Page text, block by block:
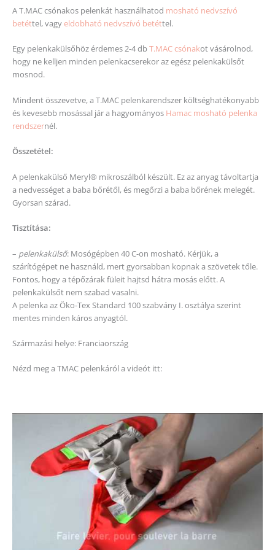
A T.MAC csónakos pelenkát használhatod mosható nedvszívó
betéttel, vagyeldobható nedvszívó betéttel.
Egy pelenkakülsőhöz érdemes 2-4 dbT.MAC csónakot vásárolnod,
hogy ne kelljen minden pelenkacserekor az egész pelenkakülsőt
mosnod.
Mindent összevetve, a T.MAC pelenkarendszer költséghatékonyabb
és kevesebb mosással jár a hagyományos Hamac mosható pelenka
rendszernél.
Összetétel:
A pelenkakülső Meryl® mikroszálból készült. Ez az anyag távoltartja
a nedvességet a baba bőrétől, és megőrzi a baba bőrének melegét.
Gyorsan szárad.
Tisztítása:
– pelenkakülső: Mosógépben 40 C-on mosható. Kérjük, a
szárítógépet ne használd, mert gyorsabban kopnak a szövetek tőle.
Fontos, hogy a tépőzárak füleit hajtsd hátra mosás előtt. A
pelenkakülsőt nem szabad vasalni.
A pelenka az Öko-Tex Standard 100 szabvány I. osztálya szerint
mentes minden káros anyagtól.
Származási helye: Franciaország
Nézd meg a TMAC pelenkáról a videót itt: